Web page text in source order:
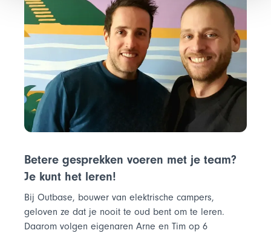
Betere gesprekken voeren met je team?
Je kunt het leren!
Bij Outbase, bouwer van elektrische campers,
geloven ze dat je nooit te oud bent om te leren.
Daarom volgen eigenaren Arne en Tim op 6